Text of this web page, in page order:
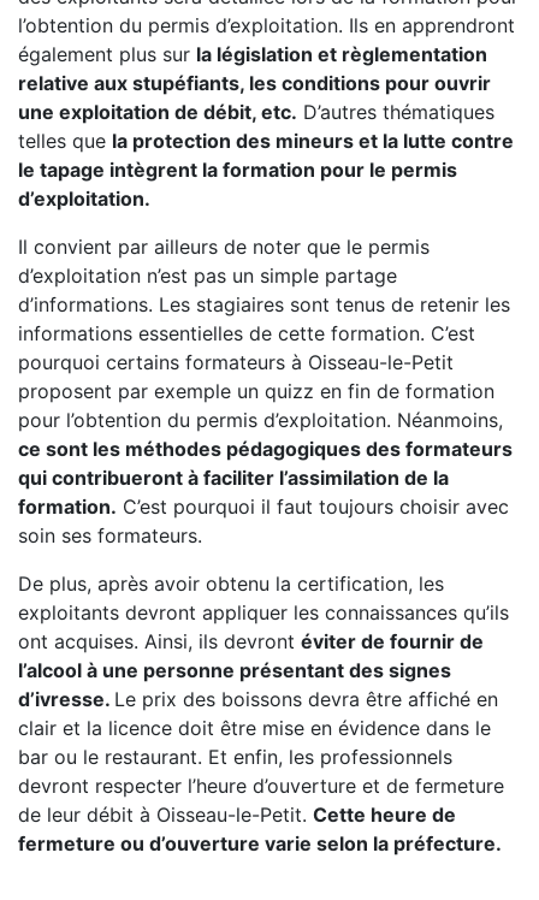
l’obtention du permis d’exploitation. Ils en apprendront
également plus sur la législation et règlementation
relative aux stupéfiants, les conditions pour ouvrir
une exploitation de débit, etc. D’autres thématiques
telles que la protection des mineurs et la lutte contre
le tapage intègrent la formation pour le permis
d’exploitation.
Il convient par ailleurs de noter que le permis
d’exploitation n’est pas un simple partage
d’informations. Les stagiaires sont tenus de retenir les
informations essentielles de cette formation. C’est
pourquoi certains formateurs à Oisseau-le-Petit
proposent par exemple un quizz en fin de formation
pour l’obtention du permis d’exploitation. Néanmoins,
ce sont les méthodes pédagogiques des formateurs
qui contribueront à faciliter l’assimilation de la
formation. C’est pourquoi il faut toujours choisir avec
soin ses formateurs.
De plus, après avoir obtenu la certification, les
exploitants devront appliquer les connaissances qu’ils
ont acquises. Ainsi, ils devront éviter de fournir de
l’alcool à une personne présentant des signes
d’ivresse. Le prix des boissons devra être affiché en
clair et la licence doit être mise en évidence dans le
bar ou le restaurant. Et enfin, les professionnels
devront respecter l’heure d’ouverture et de fermeture
de leur débit à Oisseau-le-Petit. Cette heure de
fermeture ou d’ouverture varie selon la préfecture.